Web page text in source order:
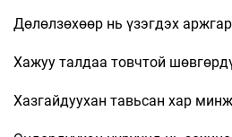
Дөлөлзөхөөр нь үзэгдэх
Хажуу талдаа товчтой
Хазгайдуухан тавьсан хар